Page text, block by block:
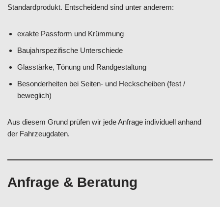
Standardprodukt. Entscheidend sind unter anderem:
exakte Passform und Krümmung
Baujahrspezifische Unterschiede
Glasstärke, Tönung und Randgestaltung
Besonderheiten bei Seiten- und Heckscheiben (fest /
beweglich)
Aus diesem Grund prüfen wir jede Anfrage individuell anhand
der Fahrzeugdaten.
Anfrage & Beratung